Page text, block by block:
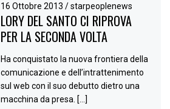
16 Ottobre 2013/ starpeoplenews
LORY DEL SANTO CI RIPROVA
PER LA SECONDA VOLTA
Ha conquistato la nuova frontiera della
comunicazione e dell’intrattenimento
sul web con il suo debutto dietro una
macchina da presa. […]